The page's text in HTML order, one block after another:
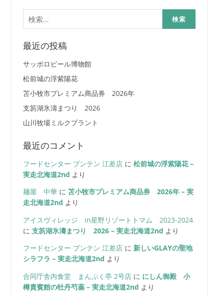
検
索:
最近の投稿
サッポロビール博物館
松前城の浮紫陽花
苫小牧市プレミアム商品券 2026年
支笏湖氷濤まつり 2026
山川牧場ミルクプラント
最近のコメント
フードセンター ブンテン 江差店に 松前城の浮紫陽花 –
実走北海道2nd より
麺屋 中華に 苫小牧市プレミアム商品券 2026年 – 実
走北海道2nd より
アイスヴィレッジ in星野リゾートトマム 2023-2024
に 支笏湖氷濤まつり 2026 – 実走北海道2nd より
フードセンター ブンテン 江差店に 新しいGLAYの聖地
シラフラ – 実走北海道2nd より
合同庁舎内食堂 まんぷく亭 2号店に にしん御殿 小
樽貴賓館の牡丹芍薬 – 実走北海道2nd より